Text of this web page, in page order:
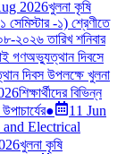
2026খুলনা কৃষি
সেমিস্টার -১) শ্রেণীতে
২০২৬ তারিখ শনিবার
গণঅভ্যুত্থান দিবসে
দিবস উপলক্ষে খুলনা
শিক্ষার্থীদের বিভিন্ন
●
11 Jun
Electrical
খুলনা কৃষি